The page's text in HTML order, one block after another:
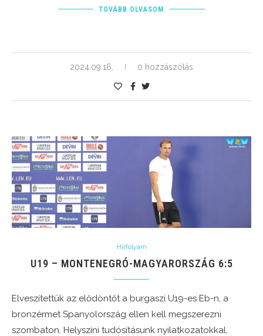
TOVÁBB OLVASOM
2024.09.16. 0 hozzászólás
Hírfolyam
U19 – MONTENEGRÓ-MAGYARORSZÁG 6:5
Elveszítettük az elődöntőt a burgaszi U19-es Eb-n, a
bronzérmet Spanyolország ellen kell megszerezni
szombaton. Helyszíni tudósításunk nyilatkozatokkal,